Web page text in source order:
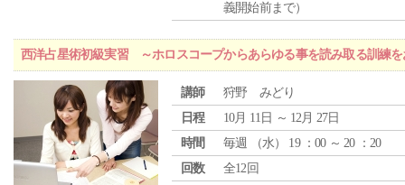
義開始前まで）
西洋占星術初級実習 ～ホロスコープからあらゆる事を読み取る訓練を
講師
狩野 みどり
日程
10月 11日 ～ 12月 27日
時間
毎週 （水） 19 ：00 ～ 20 ：20
回数
全12回